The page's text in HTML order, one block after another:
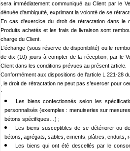
sera immédiatement communiqué au Client par le
dénuée d'ambiguïté, exprimant la volonté de se
En cas d'exercice du droit de rétractation dans le
Produits achetés et les frais de livraison sont
charge du Client.
L'échange (sous réserve de disponibilité) ou le
de dix (10) jours à compter de la réception, par le
Client dans les conditions prévues au présent article.
Conformément aux dispositions de l’article L 221-28
, le droit de rétractation ne peut pas s’exercer pour
:
Les biens confectionnés selon les
personnalisés (exemples : menuiseries sur
bétons spécifiques…) ;
Les biens susceptibles de se détériorer ou
bétons, agrégats, sables, ciments, plâtres, enduits,
Les biens qui ont été descellés par le